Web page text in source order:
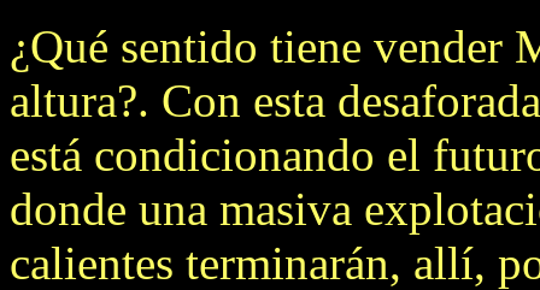
¿Qué sentido tiene vender
altura?. Con esta
está condicionando el
donde una masiva
calientes terminarán, allí,